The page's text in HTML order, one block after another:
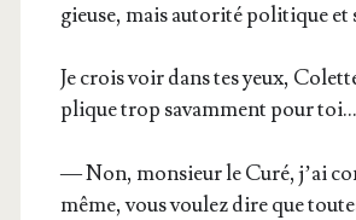
gieuse, mais auto­ri­té poli­tique et
Je crois voir dans tes yeux,
plique trop savam­ment pour toi…
— Non, mon­sieur le Curé, j’ai
même, vous vou­lez dire que